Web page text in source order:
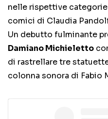
nelle rispettive
comici di Claudia
Un debutto fulminante
Damiano Michieletto
di rastrellare tre
colonna sonora di Fabio